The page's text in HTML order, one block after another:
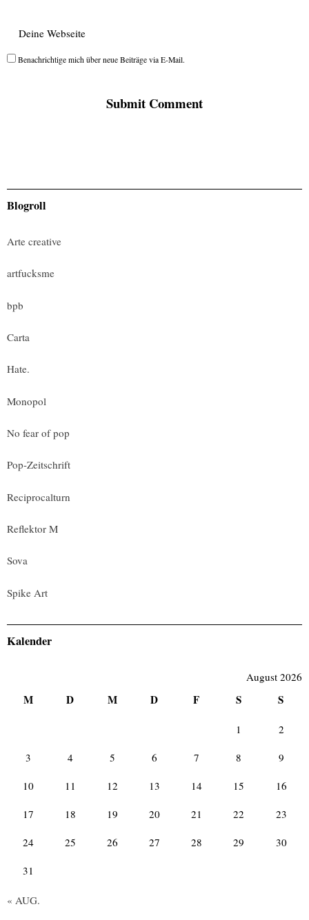
Benachrichtige mich über neue Beiträge via E-Mail.
Blogroll
Arte creative
artfucksme
bpb
Carta
Hate.
Monopol
No fear of pop
Pop-Zeitschrift
Reciprocalturn
Reflektor M
Sova
Spike Art
Kalender
August 2026
M D M D F S S
« AUG.
1 2
3 4 5 6 7 8 9
10 11 12 13 14 15 16
17 18 19 20 21 22 23
24 25 26 27 28 29 30
31